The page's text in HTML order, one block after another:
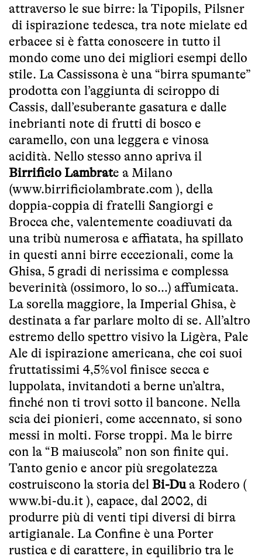
attraverso le sue birre: la Tipopils, Pilsner
di ispirazione tedesca, tra note mielate ed
erbacee si è fatta conoscere in tutto il
mondo come uno dei migliori esempi dello
stile. La Cassissona è una “birra spumante”
prodotta con l’aggiunta di sciroppo di
Cassis, dall’esuberante gasatura e dalle
inebrianti note di frutti di bosco e
caramello, con una leggera e vinosa
acidità. Nello stesso anno apriva il
Birrificio Lambrate a Milano
(www.birrificiolambrate.com ), della
doppia-coppia di fratelli Sangiorgi e
Brocca che, valentemente coadiuvati da
una tribù numerosa e affiatata, ha spillato
in questi anni birre eccezionali, come la
Ghisa, 5 gradi di nerissima e complessa
beverinità (ossimoro, lo so…) affumicata.
La sorella maggiore, la Imperial Ghisa, è
destinata a far parlare molto di se. All’altro
estremo dello spettro visivo la Ligèra, Pale
Ale di ispirazione americana, che coi suoi
fruttatissimi 4,5%vol finisce secca e
luppolata, invitandoti a berne un’altra,
finché non ti trovi sotto il bancone. Nella
scia dei pionieri, come accennato, si sono
messi in molti. Forse troppi. Ma le birre
con la “B maiuscola” non son finite qui.
Tanto genio e ancor più sregolatezza
costruiscono la storia del Bi-Dua Rodero (
www.bi-du.it ), capace, dal 2002, di
produrre più di venti tipi diversi di birra
artigianale. La Confine è una Porter
rustica e di carattere, in equilibrio tra le